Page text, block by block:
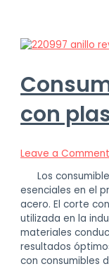
con
Leave a Comment
Los
esenciales en el
acero. El corte
utilizada en la
materiales
resultados
con consumibles